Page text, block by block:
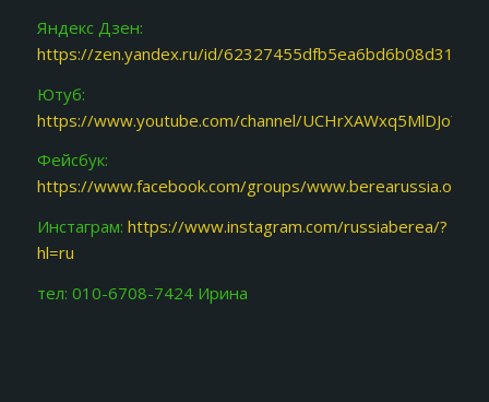
Яндекс Дзен:
https://zen.yandex.ru/id/62327455dfb5ea6bd6b08d31
Ютуб:
https://www.youtube.com/channel/
Фейсбук:
https://www.facebook.com/groups/www.berearussia.org/
Инстаграм: https://www.instagram.com/russiaberea/?
hl=ru
тел: 010-6708-7424 Ирина